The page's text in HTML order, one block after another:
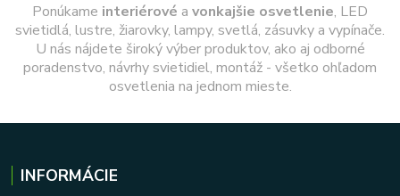
Ponúkame interiérové a vonkajšie osvetlenie, LED
svietidlá, lustre, žiarovky, lampy, svetlá, zásuvky a vypínače.
U nás nájdete široký výber produktov, ako aj odborné
poradenstvo, návrhy svietidiel, montáž - všetko ohľadom
osvetlenia na jednom mieste.
INFORMÁCIE